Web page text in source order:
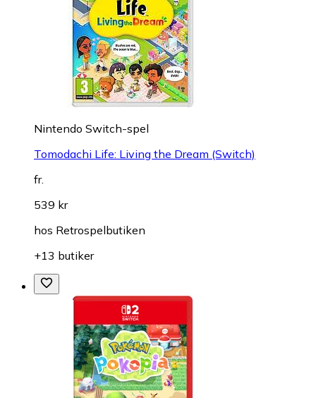
Nintendo Switch-spel
Tomodachi Life: Living the Dream (Switch)
fr.
539 kr
hos Retrospelbutiken
+13 butiker